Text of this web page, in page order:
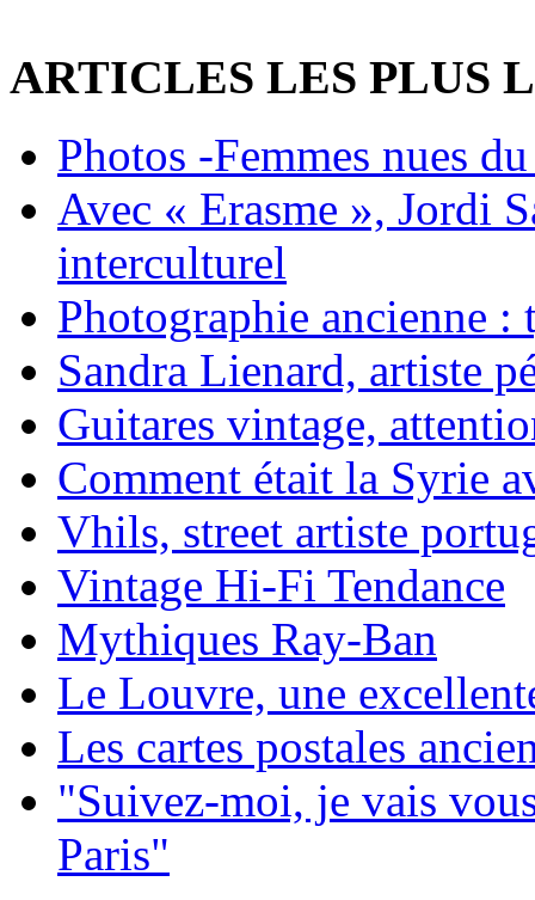
ARTICLES LES PLUS
Photos -Femmes nues
Avec « Erasme », Jordi
interculturel
Photographie ancienne :
Sandra Lienard, artiste
Guitares vintage,
Comment était la Syrie
Vhils, street artiste
Vintage Hi-Fi Tendance
Mythiques Ray-Ban
Le Louvre, une
Les cartes postales
"Suivez-moi, je vais
Paris"